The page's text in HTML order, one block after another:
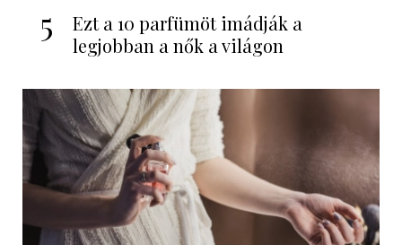
5
Ezt a 10 parfümöt imádják a
legjobban a nők a világon